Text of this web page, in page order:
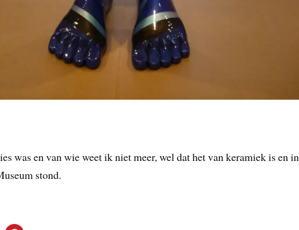
was en van wie weet ik niet meer, wel dat het van keramiek is en in
stond.